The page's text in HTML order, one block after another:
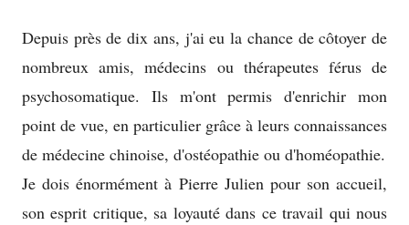
Depuis près de dix ans, j'ai eu la chance de côtoyer de
nombreux amis, médecins ou thérapeutes férus de
psychosomatique. Ils m'ont permis d'enrichir mon
point de vue, en particulier grâce à leurs connaissances
de médecine chinoise, d'ostéopathie ou d'homéopathie.
Je dois énormément à Pierre Julien pour son accueil,
son esprit critique, sa loyauté dans ce travail qui nous